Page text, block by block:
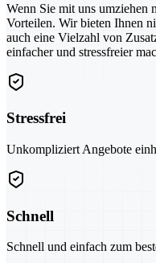
Wenn Sie mit uns umziehen
Vorteilen. Wir bieten Ihnen
auch eine Vielzahl von
einfacher und stressfreier
Stressfrei
Unkompliziert Angebote
Schnell
Schnell und einfach zum